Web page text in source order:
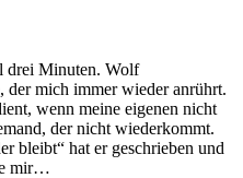
drei Minuten. Wolf
der mich immer wieder anrührt.
wenn meine eigenen nicht
der nicht wiederkommt.
bleibt“ hat er geschrieben und
mir…